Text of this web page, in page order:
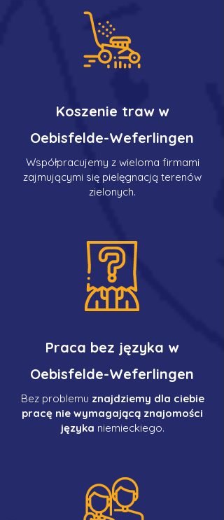
Koszenie traw w
Oebisfelde-Weferlingen
Współpracujemy z wieloma firmami
zajmującymi się pielęgnacją terenów
zielonych.
Praca bez języka w
Oebisfelde-Weferlingen
Bez problemu znajdziemy dla ciebie
pracę nie wymagającą znajomości
języka niemieckiego.